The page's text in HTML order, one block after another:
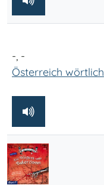
-, -
Österreich wörtlich